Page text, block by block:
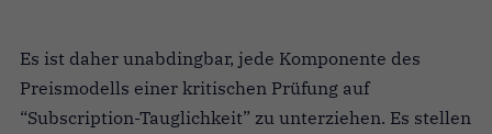
Es ist daher unabdingbar, jede Komponente des
Preismodells einer kritischen Prüfung auf
“Subscription-Tauglichkeit” zu unterziehen. Es stellen